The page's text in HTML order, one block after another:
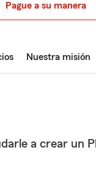
Pague a su manera
Nuestra misión
a crear un